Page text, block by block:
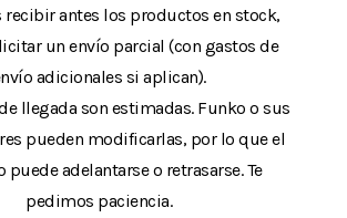
recibir antes los productos en stock,
un envío parcial (con gastos de
adicionales si aplican).
llegada son estimadas. Funko o sus
pueden modificarlas, por lo que el
adelantarse o retrasarse. Te
pedimos paciencia.